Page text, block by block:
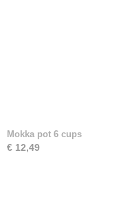
Mokka pot 6 cups
€ 12,49